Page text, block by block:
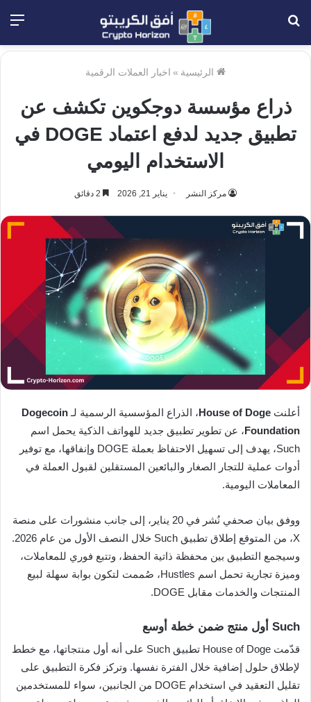
الرئيسية » اخبار العملات الرقمية
ذراع مؤسسة دوجكوين تكشف عن
تطبيق جديد لدفع اعتماد DOGE في
الاستخدام اليومي
مركز النشر يناير 21, 2026
أعلنت House of Doge، الذراع المؤسسية الرسمية لـ Dogecoin
Foundation، عن تطوير تطبيق جديد للهواتف الذكية يحمل اسم
Such، يهدف إلى تسهيل الاحتفاظ بعملة DOGE وإنفاقها، مع توفير
أدوات عملية للتجار الصغار والبائعين المستقلين لقبول العملة في
المعاملات اليومية.
ووفق بيان صحفي نُشر في 20 يناير، إلى جانب منشورات على منصة
X، من المتوقع إطلاق تطبيق Such خلال النصف الأول من عام 2026.
وسيجمع التطبيق بين محفظة ذاتية الحفظ، وتتبع فوري للمعاملات،
وميزة تجارية تحمل اسم Hustles، صُممت لتكون بوابة سهلة لبيع
المنتجات والخدمات مقابل DOGE.
Such أول منتج ضمن خطة أوسع
قدّمت House of Doge تطبيق Such على أنه أول منتجاتها، مع خطط
لإطلاق حلول إضافية خلال الفترة نفسها. وتركز فكرة التطبيق على
تقليل التعقيد في استخدام DOGE من الجانبين، سواء للمستخدمين